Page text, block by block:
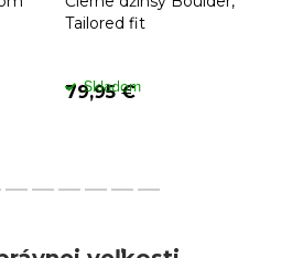
Tailored fit
79,95 €
Skladom